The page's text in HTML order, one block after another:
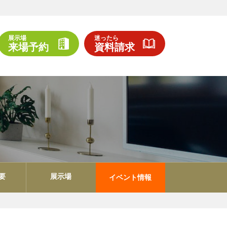
展示場
来場予約
迷ったら
資料請求
展示場 イベント情報